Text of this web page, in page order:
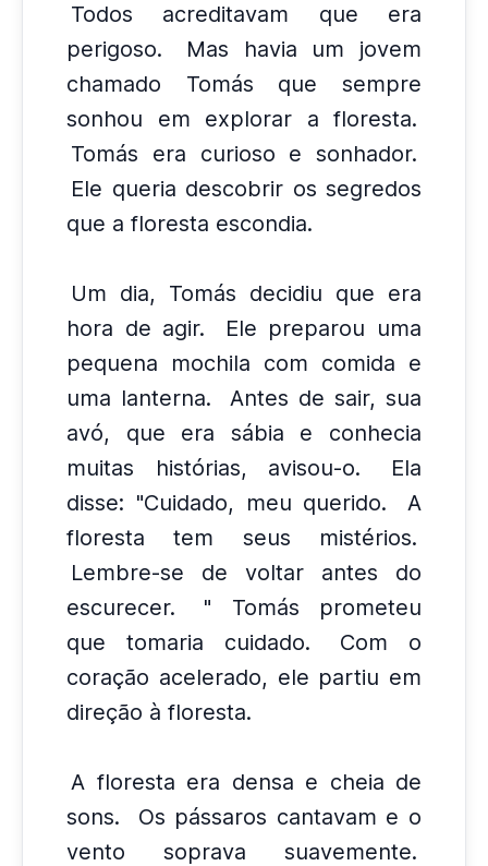
Todos acreditavam que era
perigoso.
Mas havia um jovem
chamado Tomás que sempre
sonhou em explorar a floresta.
Tomás era curioso e sonhador.
Ele queria descobrir os segredos
que a floresta escondia.
Um dia, Tomás decidiu que era
hora de agir.
Ele preparou uma
pequena mochila com comida e
uma lanterna.
Antes de sair, sua
avó, que era sábia e conhecia
muitas histórias, avisou-o.
Ela
disse: "Cuidado, meu querido.
A
floresta tem seus mistérios.
Lembre-se de voltar antes do
escurecer.
" Tomás prometeu
que tomaria cuidado.
Com o
coração acelerado, ele partiu em
direção à floresta.
A floresta era densa e cheia de
sons.
Os pássaros cantavam e o
vento soprava suavemente.